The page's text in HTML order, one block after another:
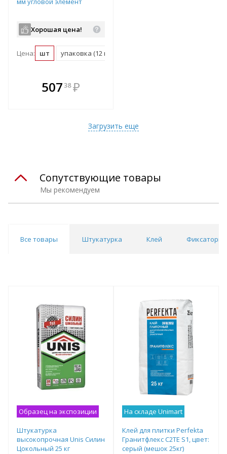
Хорошая цена!
Цена: шт упаковка (12 шт)
50738 ₽
Загрузить еще
Мы рекомендуем
Сопутствующие товары
Все товары Штукатурка Клей Фиксаторы
Образец на экспозиции
Штукатурка
высокопрочная Unis Силин
Цокольный 25 кг
На складе Unimart
Клей для плитки Perfekta
Гранитфлекс C2TE S1, цвет:
серый (мешок 25кг)